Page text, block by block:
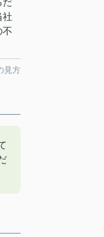
社
不
見方